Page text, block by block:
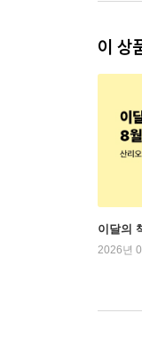
이 상
이달의
2026년